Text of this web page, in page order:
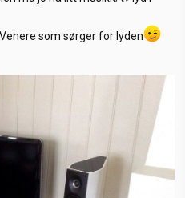
som sørger for lyden